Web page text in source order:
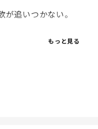
追いつかない。
られないし、
なんだよねぇ
もっと見る